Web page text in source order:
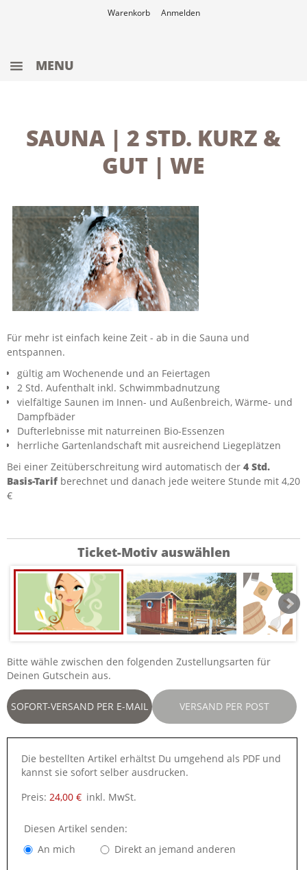
Warenkorb Anmelden
MENU
SCHWIMMBAD
FITNESS
SAUNA | 2 STD. KURZ &
GUT | WE
Für mehr ist einfach keine Zeit - ab in die Sauna und
entspannen.
gültig am Wochenende und an Feiertagen
2 Std. Aufenthalt inkl. Schwimmbadnutzung
vielfältige Saunen im Innen- und Außenbreich, Wärme- und
Dampfbäder
Dufterlebnisse mit naturreinen Bio-Essenzen
herrliche Gartenlandschaft mit ausreichend Liegeplätzen
Bei einer Zeitüberschreitung wird automatisch der 4 Std.
Basis-Tarif berechnet und danach jede weitere Stunde mit 4,20
€
Ticket-Motiv auswählen
Bitte wähle zwischen den folgenden Zustellungsarten für
Deinen Gutschein aus.
SOFORT-VERSAND PER E-MAIL VERSAND PER POST
Die bestellten Artikel erhältst Du umgehend als PDF und
kannst sie sofort selber ausdrucken.
Preis: 24,00 € inkl. MwSt.
Diesen Artikel senden:
An mich
Direkt an jemand anderen